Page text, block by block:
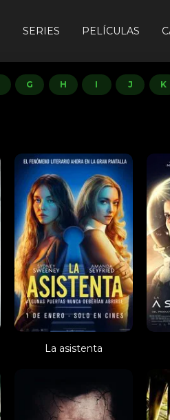
SERIES PELÍCULAS
G H I J K
La asistenta